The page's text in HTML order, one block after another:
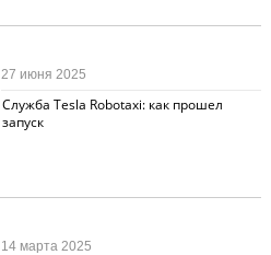
Служба Tesla Robotaxi: как прошел
запуск
27 июня 2025
14 марта 2025